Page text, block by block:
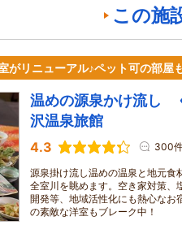
この施
がリニューアル♪ペット可の部屋
温めの源泉かけ流し
沢温泉旅館
4.3 300
源泉掛け流し温めの温泉と地元食
全室川を眺めます。空き家対策、
開発等、地域活性化にも熱心なお
の素敵な洋室もブレーク中！